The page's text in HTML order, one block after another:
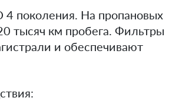
поколения. На пропановых
тысяч км пробега. Фильтры
и обеспечивают